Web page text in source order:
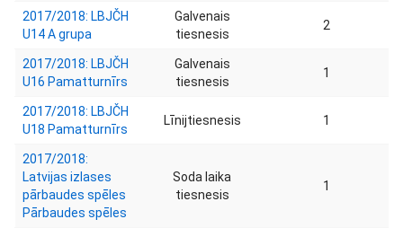
2017/2018: LBJČH
U14 A grupa
Galvenais
tiesnesis
2
2017/2018: LBJČH
U16 Pamatturnīrs
Galvenais
tiesnesis
1
2017/2018: LBJČH
U18 Pamatturnīrs
Līnijtiesnesis 1
2017/2018:
Latvijas izlases
pārbaudes spēles
Pārbaudes spēles
Soda laika
tiesnesis
1